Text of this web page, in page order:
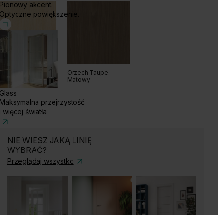
Pionowy akcent.
Optyczne powiększenie.
Glass
Maksymalna przejrzystość
i więcej światła
NIE WIESZ JAKĄ LINIĘ
WYBRAĆ?
Przeglądaj wszystko
Bianco Matowy
Orzech Taupe
Matowy